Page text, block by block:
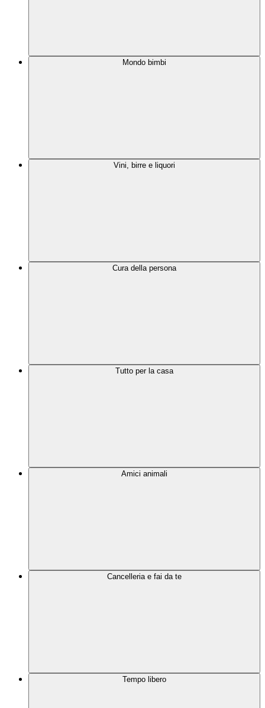
Mondo bimbi
Vini, birre e liquori
Cura della persona
Tutto per la casa
Amici animali
Cancelleria e fai da te
Tempo libero